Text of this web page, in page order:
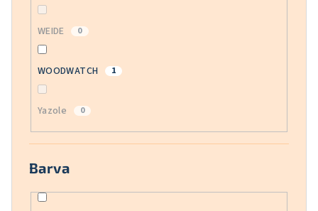
WEIDE 0
WOODWATCH 1
Yazole 0
Barva